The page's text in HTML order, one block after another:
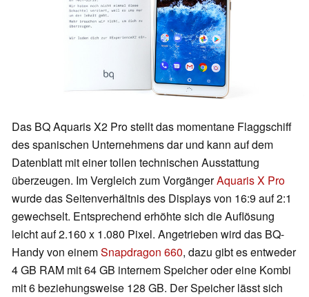
Das BQ Aquaris X2 Pro stellt das momentane Flaggschiff
des spanischen Unternehmens dar und kann auf dem
Datenblatt mit einer tollen technischen Ausstattung
überzeugen. Im Vergleich zum VorgängerAquaris X Pro
wurde das Seitenverhältnis des Displays von 16:9 auf 2:1
gewechselt. Entsprechend erhöhte sich die Auflösung
leicht auf 2.160 x 1.080 Pixel. Angetrieben wird das BQ-
Handy von einemSnapdragon 660, dazu gibt es entweder
4 GB RAM mit 64 GB internem Speicher oder eine Kombi
mit 6 beziehungsweise 128 GB. Der Speicher lässt sich